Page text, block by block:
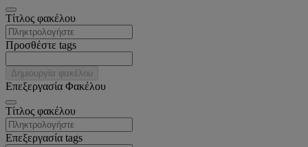
Tίτλος φακέλου
Προσθέστε tags
Δημιουργία φακέλου
Επεξεργασία Φακέλου
Tίτλος φακέλου
Επεξεργασία tags